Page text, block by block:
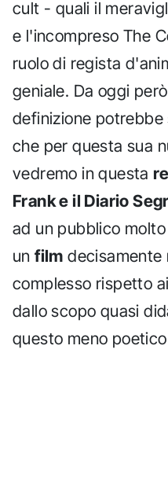
cult - quali il
e l'incompreso The
ruolo di regista
geniale. Da oggi
definizione
che per questa sua
vedremo in questa
Frank e il Diario
ad un pubblico
unfilm decisamente
complesso rispetto
dallo scopo quasi
questo meno